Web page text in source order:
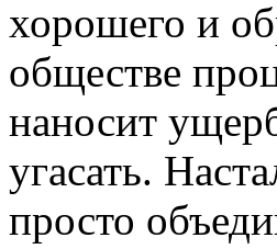
хорошего и
обществе
наносит
угасать.
просто